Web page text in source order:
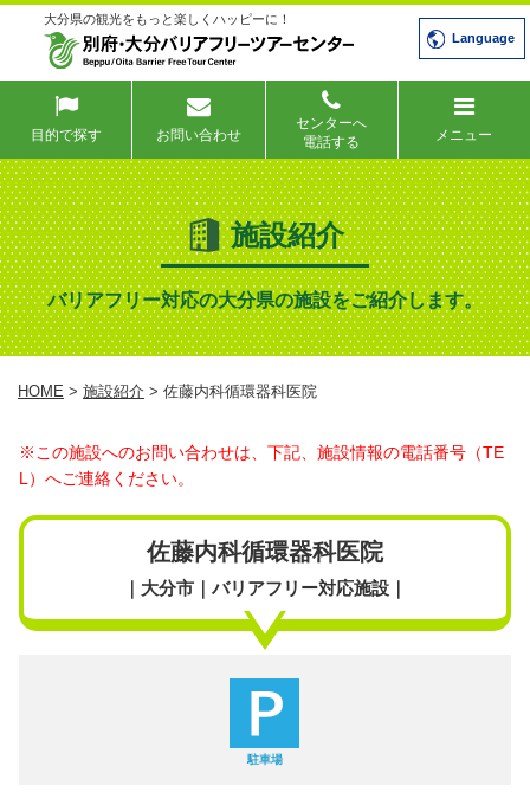
大分県の観光をもっと楽しくハッピーに！
Language
目的で探す お問い合わせ
センターへ
電話する
メニュー
施設紹介
バリアフリー対応の大分県の施設をご紹介します。
HOME > 施設紹介 > 佐藤内科循環器科医院
※この施設へのお問い合わせは、下記、施設情報の電話番号（TE
L）へご連絡ください。
佐藤内科循環器科医院
｜大分市｜バリアフリー対応施設｜
駐車場